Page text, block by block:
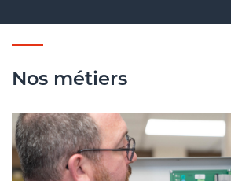
Nos métiers